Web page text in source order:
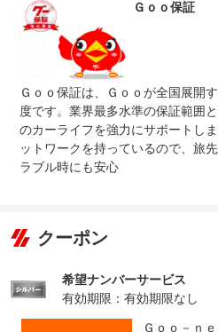
法定整備
について
検整備を実施し納車いた
ント等の交換はもちろん
は、修理・交換いたしま
Ｇｏｏ保証
Ｇｏｏ保証は、Ｇｏｏが全国展開
度です。業界最多水準の保証範囲
のカーライフを強力にサポートし
ットワークを持っているので、旅
ラブル時にも安心
クーポン
希望ナンバーサービス
有効期限：有効期限なし
Ｇｏｏ－ｎ